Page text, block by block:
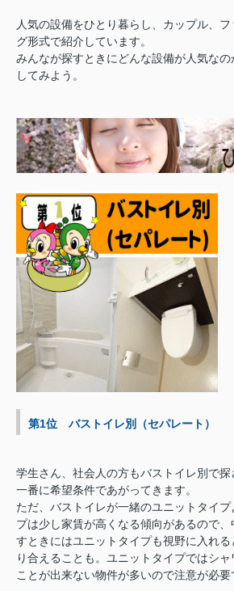
人気の設備をひとり暮らし、カップル、
グ形式で紹介しています。
みんなが探すときにどんな設備が人気な
してみよう。
第1位 バストイレ別（セパレート）
学生さん、社会人の方もバストイレ別で探
一番に希望条件であがってきます。
ただ、バストイレが一緒のユニットタイ
プは少し家賃が高くなる傾向があるので
すときにはユニットタイプも視野に入れ
り合えることも。ユニットタイプではシ
ことが出来ない物件が多いので注意が必要